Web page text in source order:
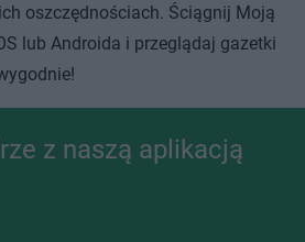
oszczędnościach. Ściągnij Moją
lub Androida i przeglądaj gazetki
z naszą aplikacją